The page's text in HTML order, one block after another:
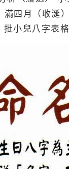
四月（收涎
小兒八字表格